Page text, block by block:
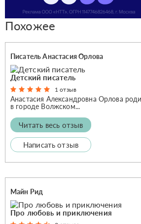
Похожее
Писатель Анастасия Орлова
Детский писатель
1 отзыв
Анастасия Александровна Орлова
в городе Волжском...
Читать весь отзыв
Написать отзыв
Майн Рид
Про любовь и приключения